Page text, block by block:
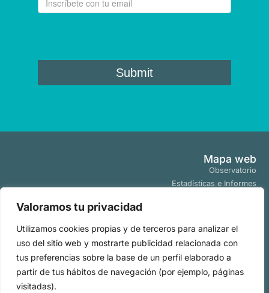
Valoramos tu privacidad
Utilizamos cookies propias y de terceros para analizar el
uso del sitio web y mostrarte publicidad relacionada con
tus preferencias sobre la base de un perfil elaborado a
partir de tus hábitos de navegación (por ejemplo, páginas
visitadas).
Mapa web
Observatorio
Estadísticas e Informes
Tendencias
Políticas
Aviso Legal